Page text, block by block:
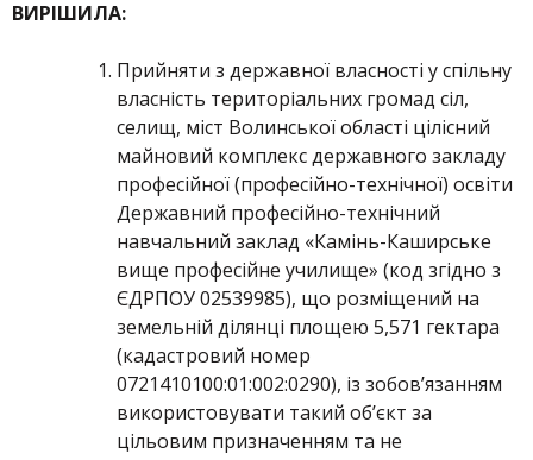
ВИРІШИЛА:
Прийняти з державної власності у спільну
власність територіальних громад сіл,
селищ, міст Волинської області цілісний
майновий комплекс державного закладу
професійної (професійно-технічної) освіти
Державний професійно-технічний
навчальний заклад «Камінь-Каширське
вище професійне училище» (код згідно з
ЄДРПОУ 02539985), що розміщений на
земельній ділянці площею 5,571 гектара
(кадастровий номер
0721410100:01:002:0290), із зобов’язанням
використовувати такий об’єкт за
цільовим призначенням та не